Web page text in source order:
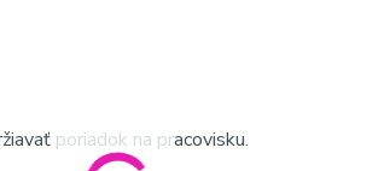
poriadok na pracovisku.